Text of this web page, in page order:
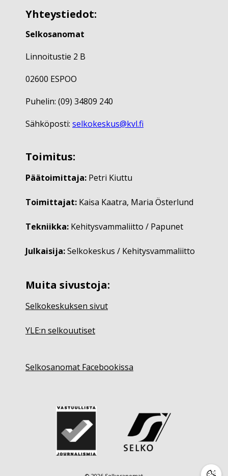
Yhteystiedot:
Selkosanomat
Linnoitustie 2 B
02600 ESPOO
Puhelin: (09) 34809 240
Sähköposti: selkokeskus@kvl.fi
Toimitus:
Päätoimittaja: Petri Kiuttu
Toimittajat: Kaisa Kaatra, Maria Österlund
Tekniikka: Kehitysvammaliitto / Papunet
Julkaisija:Selkokeskus / Kehitysvammaliitto
Muita sivustoja:
Selkokeskuksen sivut
YLE:n selkouutiset
Selkosanomat Facebookissa